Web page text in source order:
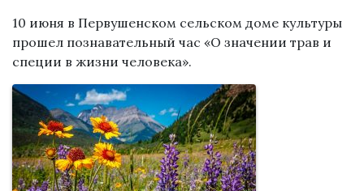
10 июня в Первушенском сельском доме культуры
прошел познавательный час «О значении трав и
специи в жизни человека».